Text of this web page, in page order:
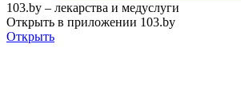
103.by – лекарства и медуслуги
Открыть в приложении 103.by
Открыть